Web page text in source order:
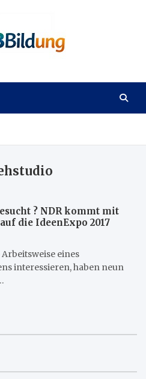
? NDR kommt mit
die IdeenExpo 2017
eines
interessieren, haben neun